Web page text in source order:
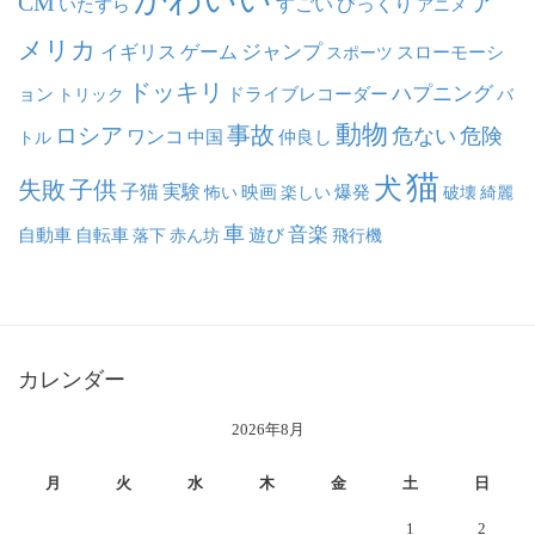
すごい アニメ
メリカ イギリス ゲーム ジャンプ スポーツ スローモーシ
ョン トリック ドッキリ ドライブレコーダー ハプニング バ
トル ロシア ワンコ 中国 事故 仲良し 動物 危ない 危険
失敗子供子猫実験 怖い映画楽しい爆発 犬猫 破壊綺麗
自動車 自転車落下赤ん坊車遊び音楽 飛行機
カレンダー
2026年8月
月 火 水 木 金 土 日
1 2